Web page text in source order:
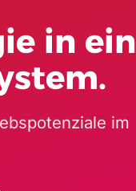
in ein
im